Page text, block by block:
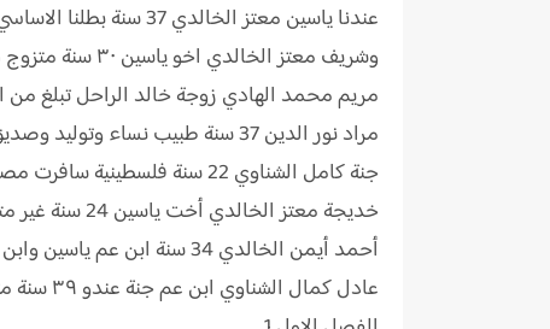
عندنا ياسين معتز الخالدي 37 سنة بطلنا الاساسي مش متجوز دكتور صيدلي .
وشريف معتز الخالدي اخو ياسين ٣٠ سنة متزوج من دلال علي الباشا ابنة عمته عندها 25 سنة
مريم محمد الهادي زوجة خالد الراحل تبلغ من العمر 25 سنة
مراد نور الدين 37 سنة طبيب نساء وتوليد وصديق ياسين من ايام الجامعة
جنة كامل الشناوي 22 سنة فلسطينية سافرت مصر بعد است.شهاد معظم عيلتها بعد أحداث ٧ أكتوبر..
خديجة معتز الخالدي أخت ياسين 24 سنة غير متزوجة
أحمد أيمن الخالدي 34 سنة ابن عم ياسين وابن خالته وصديقه المقرب
عادل كمال الشناوي ابن عم جنة عندو ٣٩ سنة متزوج اتنين